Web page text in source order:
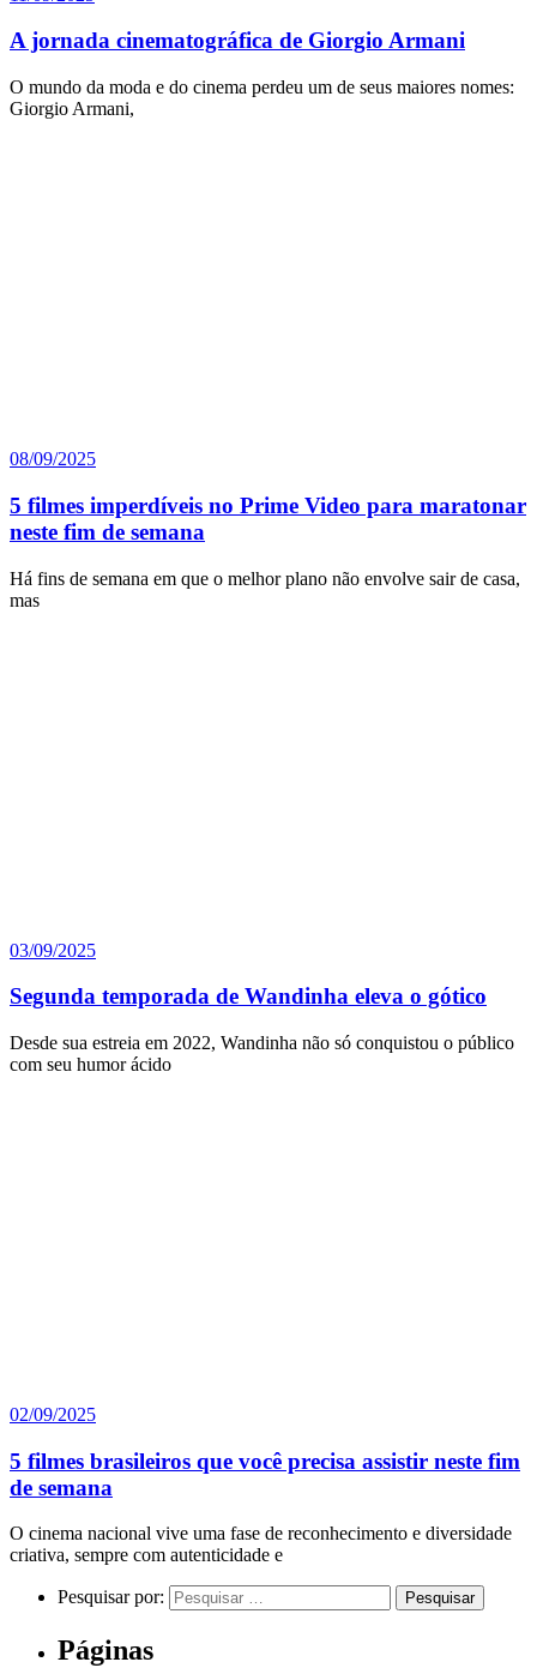
A jornada cinematográfica de Giorgio Armani
O mundo da moda e do cinema perdeu um de seus maiores nomes:
Giorgio Armani,
08/09/2025
5 filmes imperdíveis no Prime Video para maratonar
neste fim de semana
Há fins de semana em que o melhor plano não envolve sair de casa,
mas
03/09/2025
Segunda temporada de Wandinha eleva o gótico
Desde sua estreia em 2022, Wandinha não só conquistou o público
com seu humor ácido
02/09/2025
5 filmes brasileiros que você precisa assistir neste fim
de semana
O cinema nacional vive uma fase de reconhecimento e diversidade
criativa, sempre com autenticidade e
Pesquisar por:
Páginas